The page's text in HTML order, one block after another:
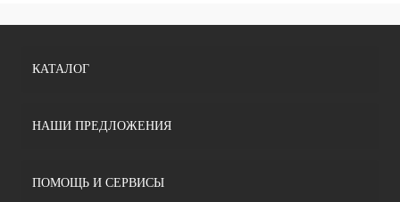
КАТАЛОГ
НАШИ ПРЕДЛОЖЕНИЯ
ПОМОЩЬ И СЕРВИСЫ